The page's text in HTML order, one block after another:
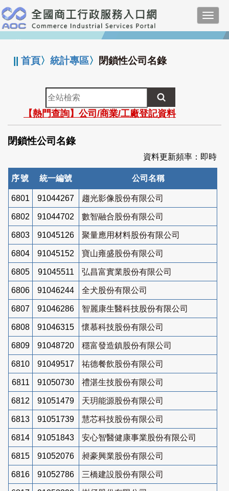
跳
到
主
要
:::
||首頁〉統計專區〉 閉鎖性公司名錄
全
站
檢
索
【熱門查詢】公司/商業/工廠登記資料
閉鎖性公司名錄
資料更新頻率：即時
序號 統一編號 公司名稱
6801 91044267 趨光影像股份有限公司
6802 91044702 數智融合股份有限公司
6803 91045126 聚量應用材料股份有限公司
6804 91045152 寶山雍盛股份有限公司
6805 91045511 弘昌富實業股份有限公司
6806 91046244 全犬股份有限公司
6807 91046286 智麗康生醫科技股份有限公司
6808 91046315 懷慕科技股份有限公司
6809 91048720 穩富發造鎮股份有限公司
6810 91049517 祐德餐飲股份有限公司
6811 91050730 禮湛生技股份有限公司
6812 91051479 天玥能源股份有限公司
6813 91051739 慧芯科技股份有限公司
6814 91051843 安心智醫健康事業股份有限公司
6815 91052076 昶豪興業股份有限公司
6816 91052786 三橋建設股份有限公司